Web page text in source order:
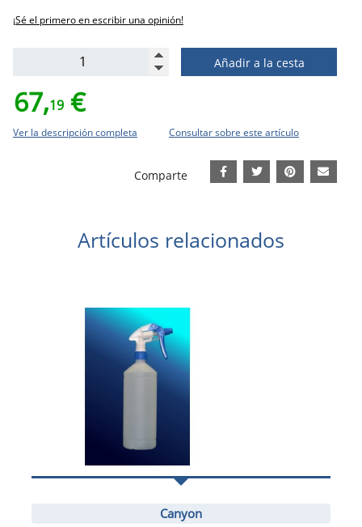
¡Sé el primero en escribir una opinión!
Añadir a la cesta
67,19 €
Ver la descripción completa Consultar sobre este artículo
Comparte
Artículos relacionados
Canyon